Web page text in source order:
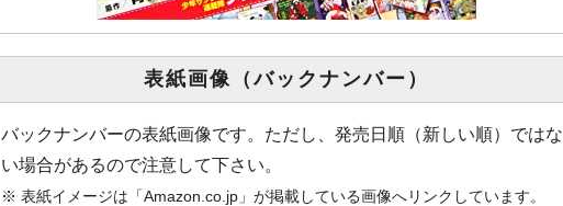
表紙画像（バックナンバー）
バックナンバーの表紙画像です。ただし、発売日順（新しい順）ではな
い場合があるので注意して下さい。
※ 表紙イメージは「Amazon.co.jp」が掲載している画像へリンクしています。